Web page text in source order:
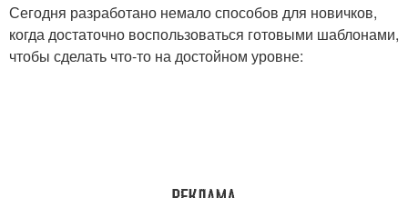
Сегодня разработано немало способов для новичков,
когда достаточно воспользоваться готовыми шаблонами,
чтобы сделать что-то на достойном уровне: